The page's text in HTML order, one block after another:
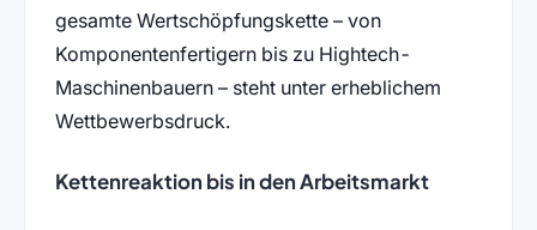
gesamte Wertschöpfungskette – von
Komponentenfertigern bis zu Hightech-
Maschinenbauern – steht unter erheblichem
Wettbewerbsdruck.
Kettenreaktion bis in den Arbeitsmarkt